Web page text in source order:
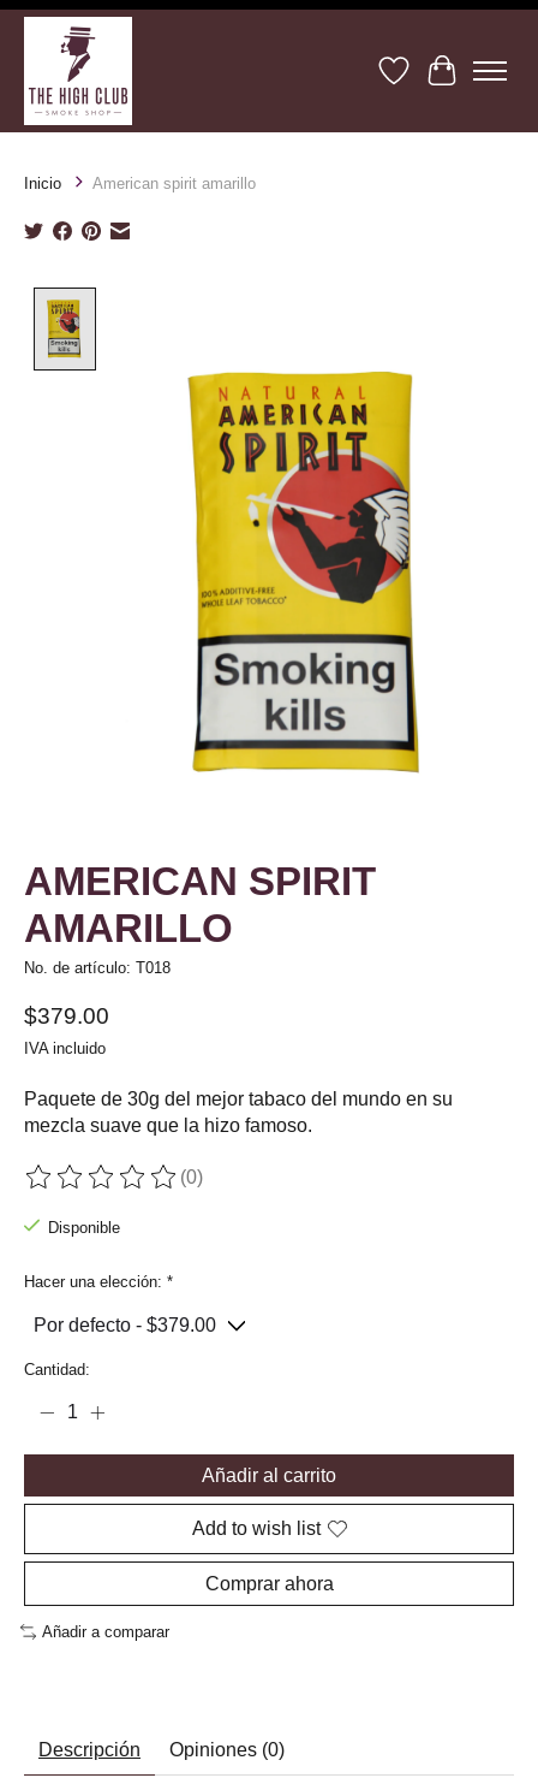
Lista de deseos
Cesta
Inicio American spirit amarillo
AMERICAN SPIRIT
AMARILLO
No. de artículo: T018
$379.00
IVA incluido
Paquete de 30g del mejor tabaco del mundo en su
mezcla suave que la hizo famoso.
The rating of this product is
(0)
Disponible
Hacer una elección: *
Cantidad:
Añadir al carrito
Add to wish list
Comprar ahora
Añadir a comparar
Descripción Opiniones (0)